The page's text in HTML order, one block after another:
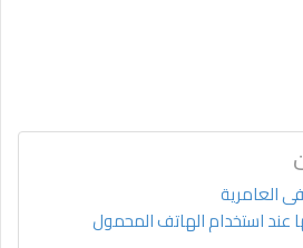
العامرية
عند استخدام الهاتف المحمول